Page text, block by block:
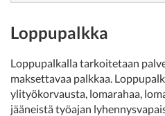
Loppupalkka
Loppupalkalla tarkoitetaan
maksettavaa palkkaa.
ylityökorvausta, lomarahaa,
jääneistä työajan